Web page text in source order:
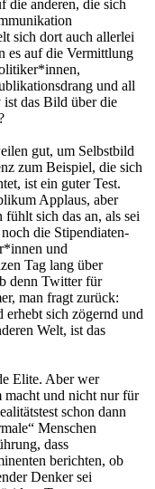
die anderen, die sich
sich dort auch allerlei
es auf die Vermittlung
und all
ist das Bild über die
gut, um Selbstbild
zum Beispiel, die sich
ist ein guter Test.
Applaus, aber
sich das an, als sei
die Stipendiaten-
und
Tag lang über
denn Twitter für
man fragt zurück:
sich zögernd und
Welt, ist das
Elite. Aber wer
macht und nicht nur für
schon dann
Menschen
dass
berichten, ob
Denker sei